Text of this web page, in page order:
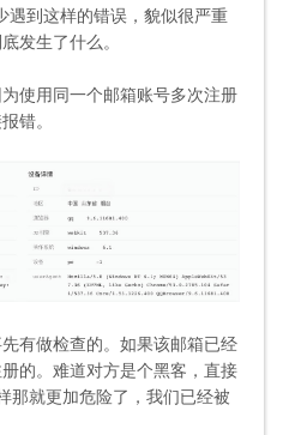
遇到这样的错误，貌似很严重
发生了什么。
使用同一个邮箱账号多次注册
错。
有做检查的。如果该邮箱已经
的。难道对方是个黑客，直接
那就更加危险了，我们已经被